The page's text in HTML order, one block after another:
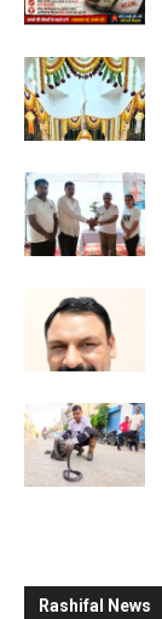
Rashifal News